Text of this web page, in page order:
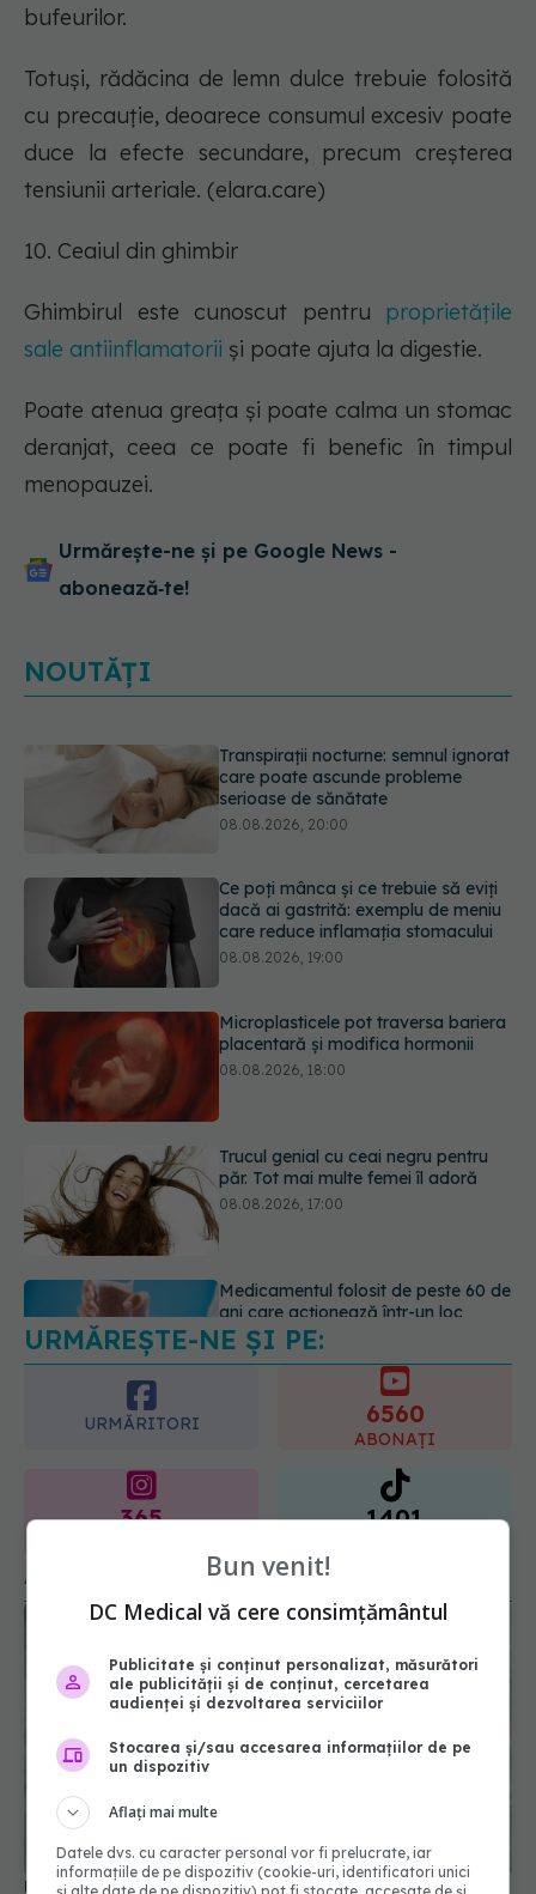
bufeurilor.
Totuși, rădăcina de lemn dulce trebuie folosită
cu precauție, deoarece consumul excesiv poate
duce la efecte secundare, precum creșterea
tensiunii arteriale. (elara.care)
10. Ceaiul din ghimbir
Ghimbirul este cunoscut pentru proprietățile
sale antiinflamatorii și poate ajuta la digestie.
Poate atenua greața și poate calma un stomac
deranjat, ceea ce poate fi benefic în timpul
menopauzei.
Urmărește-ne și pe Google News -
abonează‑te!
NOUTĂȚI
Ce poți mânca și ce trebuie să eviți
dacă ai gastrită: exemplu de meniu
care reduce inflamația stomacului
08.08.2026, 19:00
Microplasticele pot traversa bariera
placentară și modifica hormonii
08.08.2026, 18:00
Trucul genial cu ceai negru pentru
păr. Tot mai multe femei îl adoră
08.08.2026, 17:00
Medicamentul folosit de peste 60 de
ani care acționează într-un loc
neașteptat
Transpirații nocturne: semnul ignorat
care poate ascunde probleme
serioase de sănătate
08.08.2026, 20:00
URMĂREȘTE-NE ȘI PE:
URMĂRITORI
ABONAȚI
URMĂRITORI
1401
URMĂRITORI
ARTICOLE SIMILARE
Un vârf din acest condiment poate provoca
vânătăi și sângerare
03 feb 2026, 20:13
Bun venit!
DC Medical vă cere consimțământul
Publicitate și conținut personalizat, măsurători
ale publicității și de conținut, cercetarea
audienței și dezvoltarea serviciilor
Stocarea și/sau accesarea informațiilor de pe
un dispozitiv
Aflați mai multe
Datele dvs. cu caracter personal vor fi prelucrate, iar
informațiile de pe dispozitiv (cookie-uri, identificatori unici